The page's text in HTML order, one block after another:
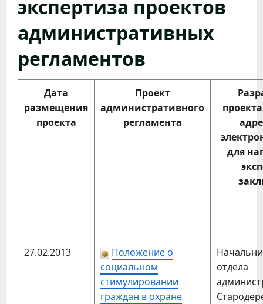
экспертиза проектов
административных
регламентов
Дата
размещения
проекта
Проект
административного
регламента
для
27.02.2013
Положение о
социальном
стимулировании
граждан в охране
отдела